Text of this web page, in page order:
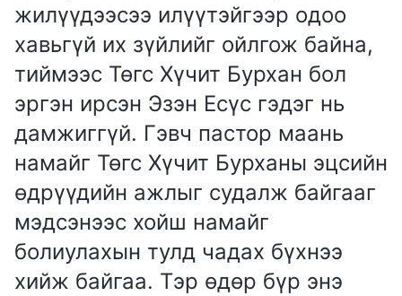
жилүүдээсээ илүүтэйгээр одоо
хавьгүй их зүйлийг ойлгож байна,
тиймээс Төгс Хүчит Бурхан бол
эргэн ирсэн Эзэн Есүс гэдэг нь
дамжиггүй. Гэвч пастор маань
намайг Төгс Хүчит Бурханы эцсийн
өдрүүдийн ажлыг судалж байгааг
мэдсэнээс хойш намайг
болиулахын тулд чадах бүхнээ
хийж байгаа. Тэр өдөр бүр энэ